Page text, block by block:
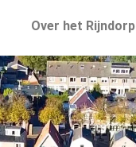
Over het Rijndorp